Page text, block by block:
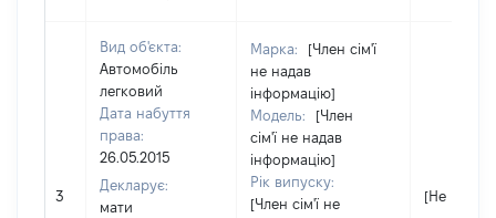
3
Вид об'єкта:
Автомобіль
легковий
Дата набуття
права:
26.05.2015
Декларує:
мати
Марка:
[Член сім'ї
не надав
інформацію]
Модель:
[Член
сім'ї не надав
інформацію]
Рік випуску:
[Член сім'ї не
[Не